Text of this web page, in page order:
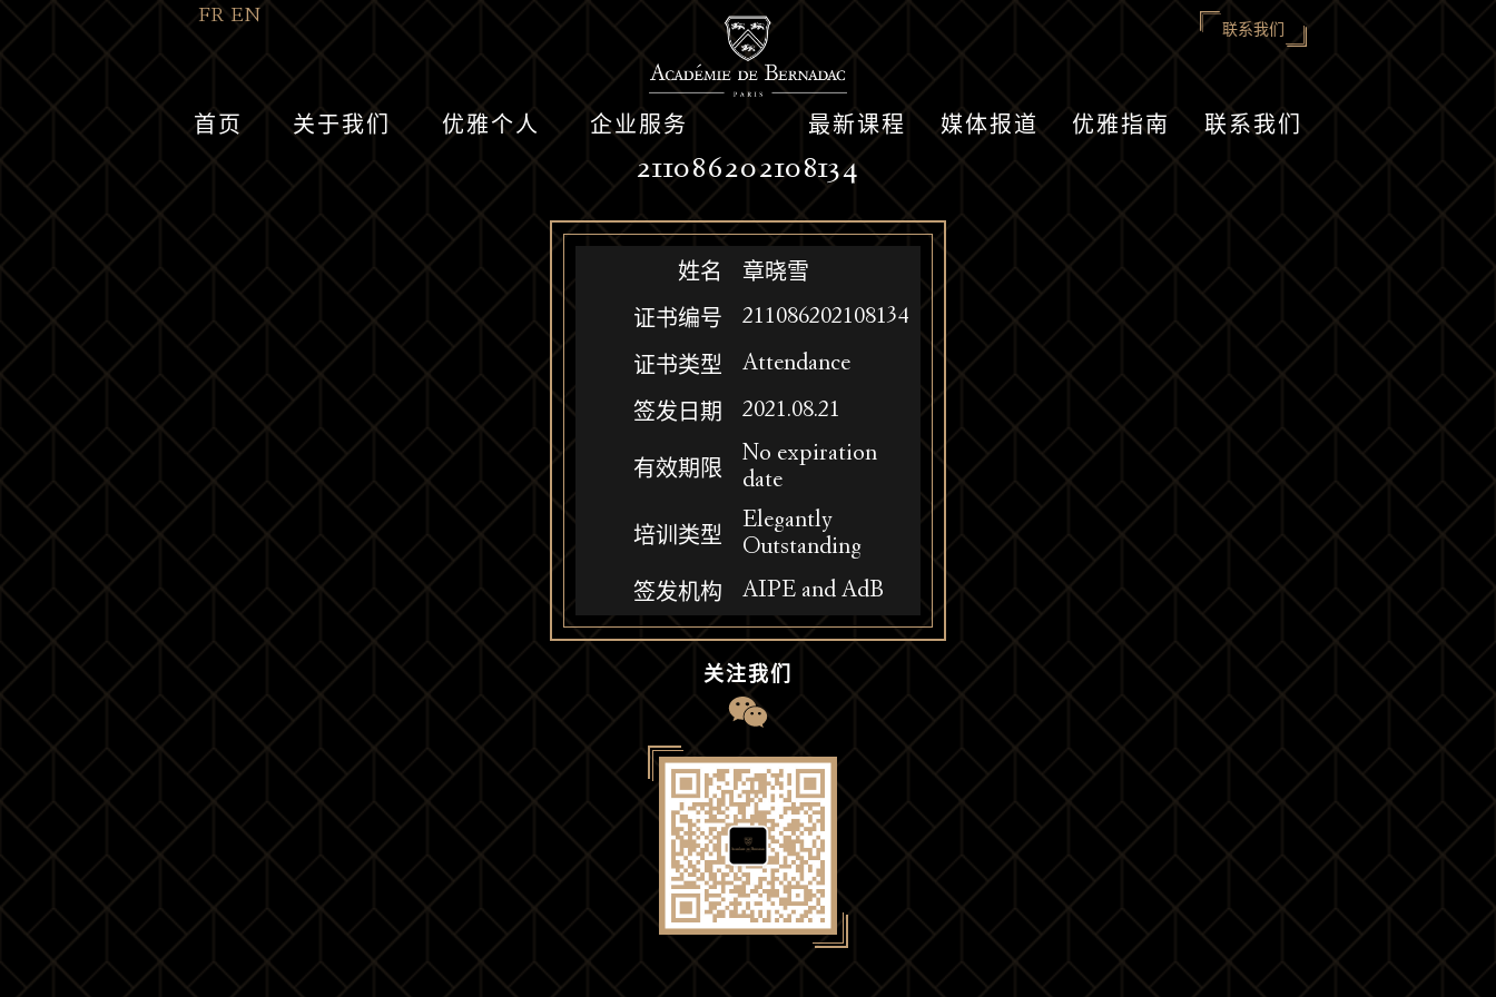
FREN
联系我们
首页 关于我们 优雅个人 企业服务 最新课程 媒体报道 优雅指南 联系我们
211086202108134
姓名 章晓雪
证书编号 211086202108134
证书类型 Attendance
签发日期 2021.08.21
有效期限
No expiration
date
培训类型
Elegantly
Outstanding
签发机构 AIPE and AdB
关注我们